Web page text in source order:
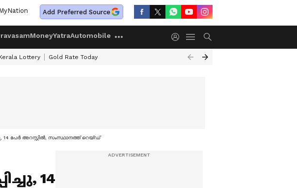
Add Preferred Source
MoneyYatraAutomobile
Lottery Gold Rate Today
14 പേർ അറസ്റ്റിൽ, സംസ്ഥാനത്ത് റെയ്ഡ്
14